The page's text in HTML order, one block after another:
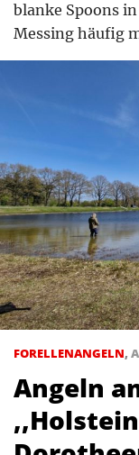
blanke Spoons
Messing häufig
FORELLENANGELN,
Angeln